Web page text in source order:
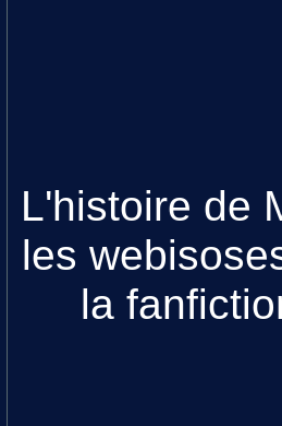
L'histoire de
les
la